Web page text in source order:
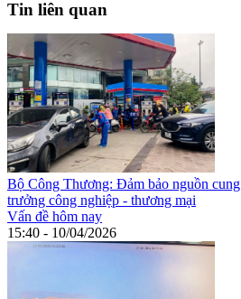
Tin liên quan
Bộ Công Thương: Đảm bảo nguồn
trưởng công nghiệp - thương mại
Vấn đề hôm nay
15:40 - 10/04/2026